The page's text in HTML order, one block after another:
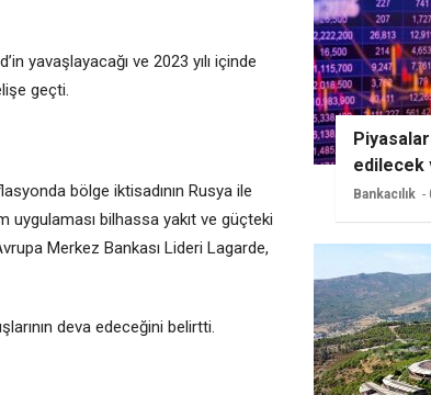
yavaşlayacağı ve 2023 yılı içinde
geçti.
bölge iktisadının Rusya ile
uygulaması bilhassa yakıt ve güçteki
Merkez Bankası Lideri Lagarde,
deva edeceğini belirtti.
edilecek
Bankacılık -